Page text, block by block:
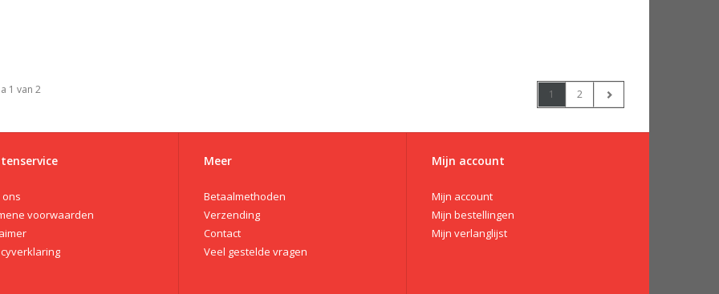
1 van 2 1 2
ons
voorwaarden
Meer
Betaalmethoden
Verzending
Contact
Veel gestelde vragen
Mijn account
Mijn account
Mijn bestellingen
Mijn verlanglijst